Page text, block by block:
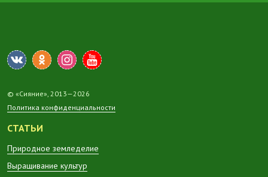
© «Сияние», 2013—2026
Политика конфиденциальности
СТАТЬИ
Природное земледелие
Выращивание культур